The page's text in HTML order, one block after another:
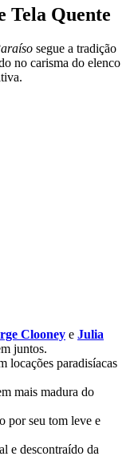
Tela Quente
segue a tradição
no carisma do elenco
Clooney e Julia
juntos.
locações paradisíacas
mais madura do
por seu tom leve e
e descontraído da